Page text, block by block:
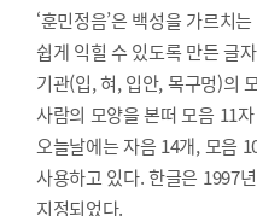
‘훈민정음’은 백성을 가르치
쉽게 익힐 수 있도록 만든 글
기관(입, 혀, 입안, 목구멍)의
사람의 모양을 본떠 모음 11
오늘날에는 자음 14개, 모음
사용하고 있다. 한글은 1997
지정되었다.